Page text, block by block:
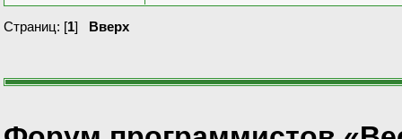
Страниц: [1] Вверх